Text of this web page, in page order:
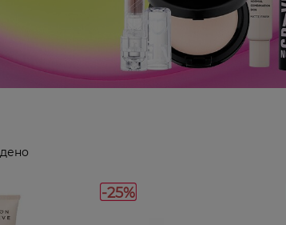
-25%